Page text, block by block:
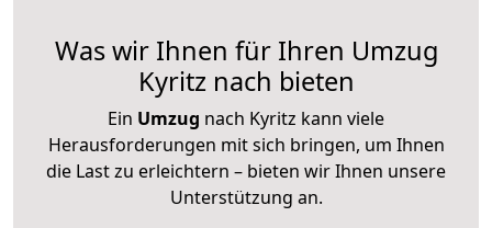
Was wir Ihnen für Ihren Umzug
Kyritz nach bieten
Ein Umzug nach Kyritz kann viele
Herausforderungen mit sich bringen, um Ihnen
die Last zu erleichtern – bieten wir Ihnen unsere
Unterstützung an.